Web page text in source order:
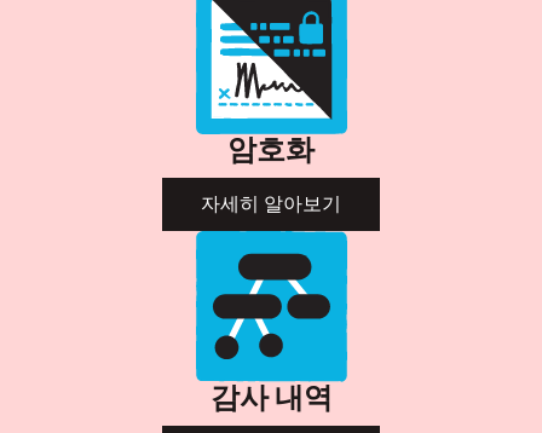
암호화
자세히 알아보기
감사 내역